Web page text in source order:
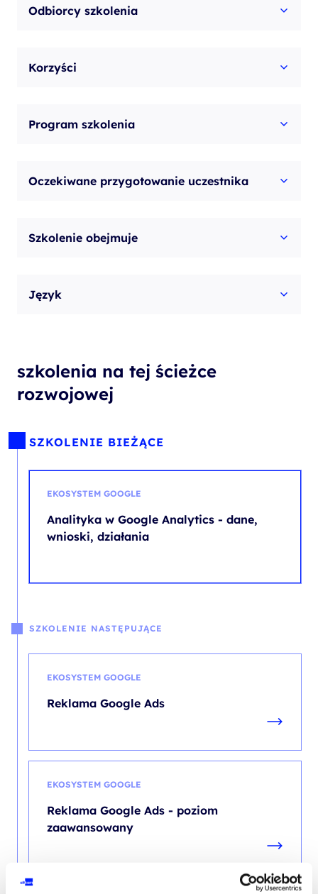
Odbiorcy szkolenia
Korzyści
Program szkolenia
Oczekiwane przygotowanie uczestnika
Szkolenie obejmuje
Język
szkolenia na tej ścieżce
rozwojowej
SZKOLENIE BIEŻĄCE
EKOSYSTEM GOOGLE
Analityka w Google Analytics - dane,
wnioski, działania
SZKOLENIE NASTĘPUJĄCE
EKOSYSTEM GOOGLE
Reklama Google Ads
EKOSYSTEM GOOGLE
Reklama Google Ads - poziom
zaawansowany